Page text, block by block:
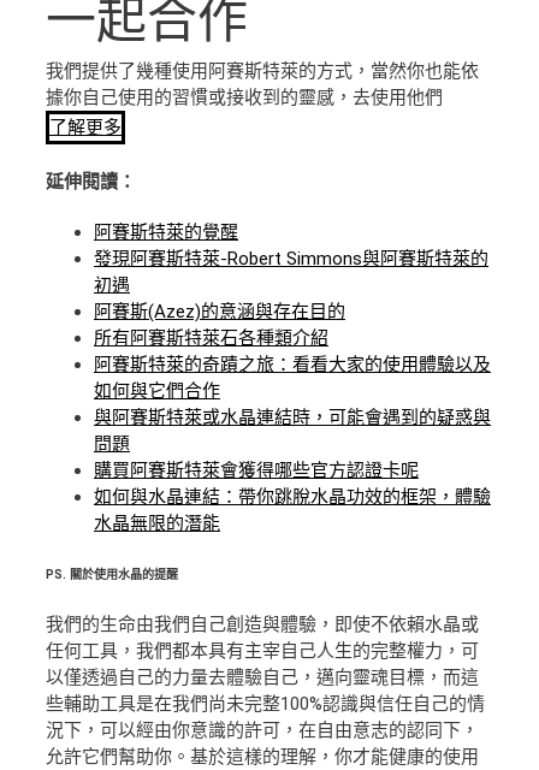
一起合作
我們提供了幾種使用阿賽斯特萊的方式，當然你也能依
據你自己使用的習慣或接收到的靈感，去使用他們
了解更多
延伸閱讀：
阿賽斯特萊的覺醒
發現阿賽斯特萊-Robert Simmons與阿賽斯特萊的
初遇
阿賽斯(Azez)的意涵與存在目的
所有阿賽斯特萊石各種類介紹
阿賽斯特萊的奇蹟之旅：看看大家的使用體驗以及
如何與它們合作
與阿賽斯特萊或水晶連結時，可能會遇到的疑惑與
問題
購買阿賽斯特萊會獲得哪些官方認證卡呢
如何與水晶連結：帶你跳脫水晶功效的框架，體驗
水晶無限的潛能
PS. 關於使用水晶的提醒
我們的生命由我們自己創造與體驗，即使不依賴水晶或
任何工具，我們都本具有主宰自己人生的完整權力，可
以僅透過自己的力量去體驗自己，邁向靈魂目標，而這
些輔助工具是在我們尚未完整100%認識與信任自己的情
況下，可以經由你意識的許可，在自由意志的認同下，
允許它們幫助你。基於這樣的理解，你才能健康的使用